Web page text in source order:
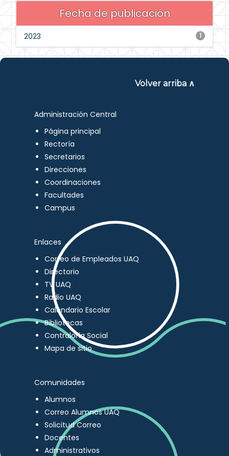
Fecha de publicación
1
2023
Volver arriba ∧
Administración Central
Página principal
Rectoría
Secretarios
Direcciones
Coordinaciones
Facultades
Campus
Enlaces
Correo de Empleados UAQ
Directorio
TV UAQ
Radio UAQ
Calendario Escolar
Bibliotecas
Contraloría Social
Mapa de sitio
Comunidades
Alumnos
Correo Alumnos UAQ
Solicitud Correo
Docentes
Administrativos